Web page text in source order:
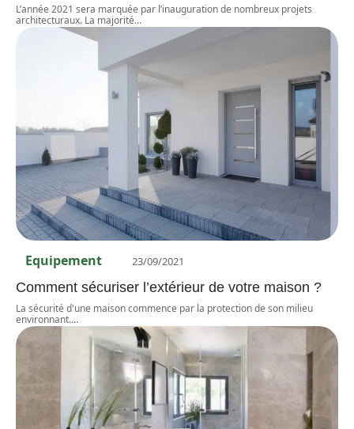
L’année 2021 sera marquée par l’inauguration de nombreux projets
architecturaux. La majorité…
Equipement 23/09/2021
Comment sécuriser l’extérieur de votre maison ?
La sécurité d'une maison commence par la protection de son milieu
environnant.…